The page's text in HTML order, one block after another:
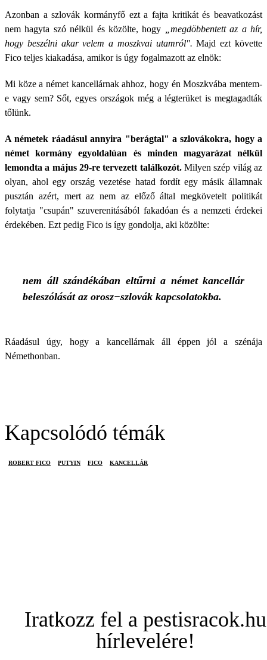
Azonban a szlovák kormányfő ezt a fajta kritikát és beavatkozást
nem hagyta szó nélkül és közölte, hogy
„megdöbbentett az a hír,
hogy beszélni akar velem a moszkvai utamról".Majd ezt követte
Fico teljes kiakadása, amikor is úgy fogalmazott az elnök:
Mi köze a német kancellárnak ahhoz, hogy én Moszkvába mentem-
e vagy sem? Sőt, egyes országok még a légterüket is megtagadták
tőlünk.
A németek ráadásul annyira "berágtal" a szlovákokra, hogy a
német kormány egyoldalúan és minden magyarázat nélkül
lemondta a május 29-re tervezett találkozót. Milyen szép világ az
olyan, ahol egy ország vezetése hatad fordít egy másik államnak
pusztán azért, mert az nem az előző által megkövetelt politikát
folytatja "csupán" szuverenitásából fakadóan és a nemzeti érdekei
érdekében. Ezt pedig Fico is így gondolja, aki közölte:
nem áll szándékában eltűrni a német kancellár
beleszólását az orosz−szlovák kapcsolatokba.
Ráadásul úgy, hogy a kancellárnak áll éppen jól a szénája
Némethonban.
Kapcsolódó témák
ROBERT FICO PUTYIN FICO KANCELLÁR
Iratkozz fel a pestisracok.hu
hírlevelére!